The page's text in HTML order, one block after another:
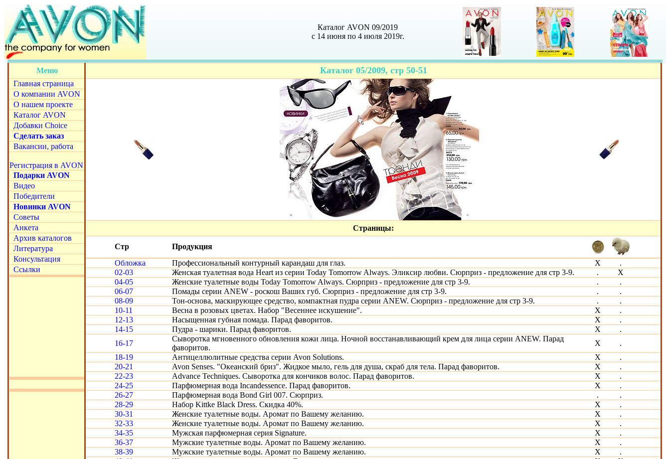
Каталог AVON 09/2019
с 14 июня по 4 июля 2019г.
Меню
Главная страница
О компании AVON
О нашем проекте
Каталог AVON
Добавки Choice
Сделать заказ
Вакансии, работа
Регистрация в AVON
Подарки AVON
Видео
Победители
Новинки AVON
Советы
Анкета
Архив каталогов
Литература
Консультация
Ссылки
Каталог 05/2009, стр 50-51
Страницы:
Стр
Продукция
Обложка
Профессиональный контурный карандаш для глаз. Х
.
02-03
Женская туалетная вода Heart из серии Today Tomorrow Always. Эликсир любви. Сюрприз - предложение для стр 3-9. .
Х
04-05
Женские туалетные воды Today Tomorrow Always. Сюрприз - предложение для стр 3-9. .
.
06-07
Помады серии ANEW - роскош Ваших губ. Сюрприз - предложение для стр 3-9. .
.
08-09
Тон-основа, маскирующее средство, компактная пудра серии ANEW. Сюрприз - предложение для стр 3-9. .
.
10-11
Весна в розовых цветах. Набор "Весеннее искушение". Х
.
12-13
Насыщенная губная помада. Парад фаворитов. Х
.
14-15
Пудра - шарики. Парад фаворитов. Х
.
16-17
Сыворотка мгновенного обновления кожи лица. Ночной восстанавливающий крем для лица серии ANEW. Парад
фаворитов.
Х
.
18-19
Антицеллюлитные средства серии Avon Solutions. Х
.
20-21
Avon Senses. "Океанский бриз". Жидкое мыло, гель для душа, скраб для тела. Парад фаворитов. Х
.
22-23
Advance Techniques. Сыворотка для кончиков волос. Парад фаворитов. Х
.
24-25
Парфюмерная вода Incandessence. Парад фаворитов. Х
.
26-27
Парфюмерная вода Bond Girl 007. Сюрприз. .
.
28-29
Набор Kittke Black Dress. Скидка 40%. X
.
30-31
Женские туалетные воды. Аромат по Вашему желанию. X
.
32-33
Женские туалетные воды. Аромат по Вашему желанию. X
.
34-35
Мужская парфюмерная серия Signature. Х
.
36-37
Мужские туалетные воды. Аромат по Вашему желанию. Х
.
38-39
Мужские туалетные воды. Аромат по Вашему желанию. X
.